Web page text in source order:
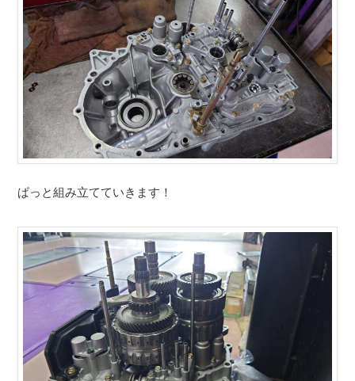
ぱっと組み立てていきます！